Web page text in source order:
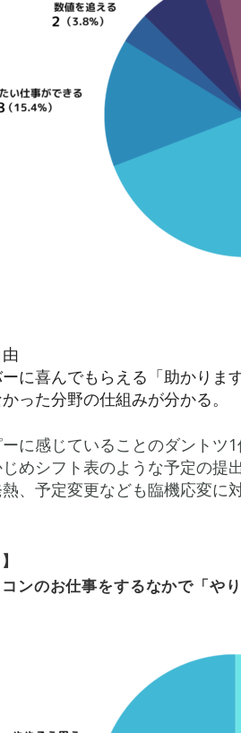
ーに喜んでもらえる「助かりま
った分野の仕組みが分かる。
に感じていることのダントツ
めシフト表のような予定の提
、予定変更なども臨機応変に
コンのお仕事をするなかで「や